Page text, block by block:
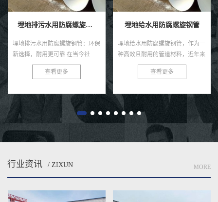
埋地排污水用防腐螺旋钢管
埋地排污水用防腐螺旋钢管：环保
新选择，耐用更可靠 在当今社
会，环保与可持续发展已成为全球
共识。在污水处理与排放领域，选
查看更多
埋地给水用防腐螺旋钢管
埋地给水用防腐螺旋钢管，作为一
种高效且耐用的管道材料，近年来
在各类给水工程中得到了广泛的应
用。这种钢管以其独特的螺旋结
性...
查看更多
行业资讯 / ZIXUN MORE